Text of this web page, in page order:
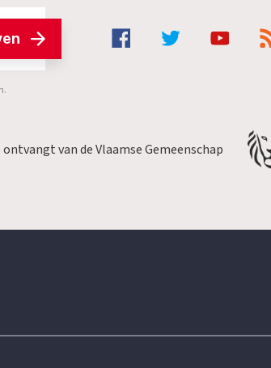
van de Vlaamse Gemeenschap